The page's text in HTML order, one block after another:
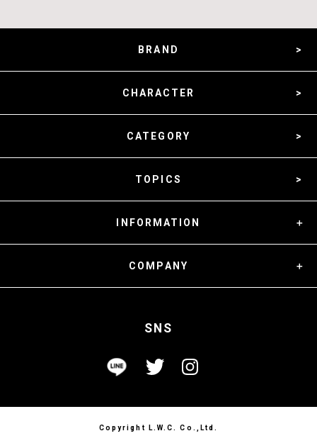
BRAND
CHARACTER
CATEGORY
TOPICS
INFORMATION
COMPANY
SNS
Copyright L.W.C. Co.,Ltd.